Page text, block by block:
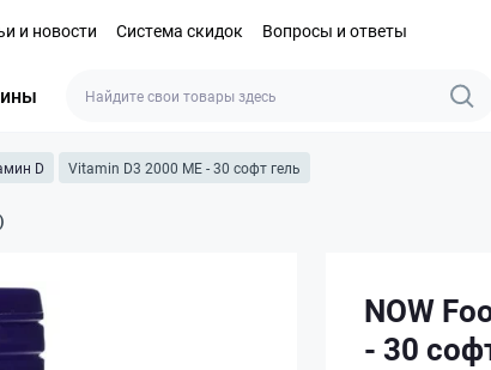
и новости Система скидок Вопросы и ответы
D Vitamin D3 2000 ME - 30 софт гель
NOW
- 30